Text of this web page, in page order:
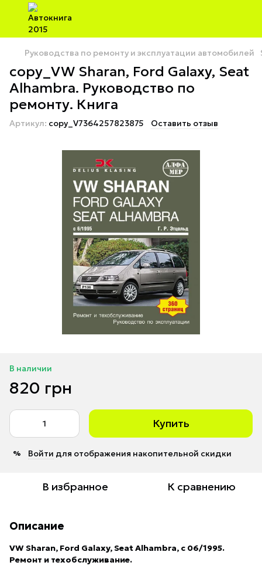
Руководства по ремонту и эксплуатации автомобилей
copy_VW Sharan, Ford Galaxy, Seat
Alhambra. Руководство по
ремонту. Книга
Артикул: copy_V7364257823875 Оставить отзыв
В наличии
820 грн
Купить
% Войти для отображения накопительной скидки
В избранное К сравнению
Описание
VW Sharan, Ford Galaxy, Seat Alhambra, с 06/1995.
Ремонт и техобслуживание.